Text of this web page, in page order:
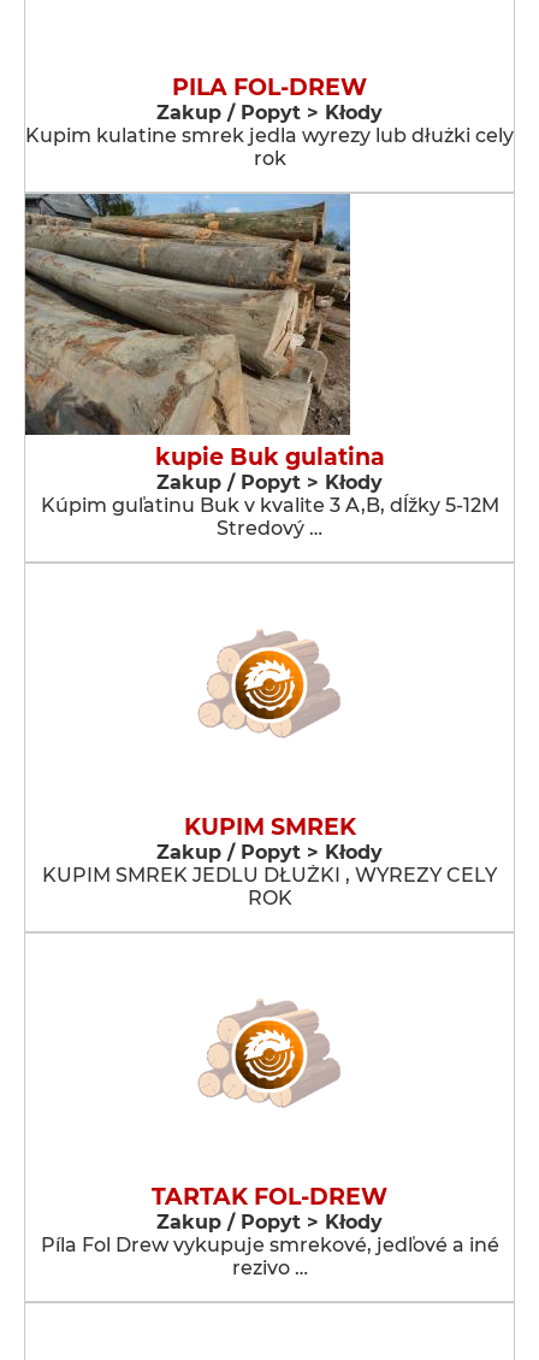
PILA FOL-DREW
Zakup / Popyt > Kłody
Kupim kulatine smrek jedla wyrezy lub dłużki cely
rok
kupie Buk gulatina
Zakup / Popyt > Kłody
Kúpim guľatinu Buk v kvalite 3 A,B, dĺžky 5-12M
Stredový …
KUPIM SMREK
Zakup / Popyt > Kłody
KUPIM SMREK JEDLU DŁUŻKI , WYREZY CELY
ROK
TARTAK FOL-DREW
Zakup / Popyt > Kłody
Píla Fol Drew vykupuje smrekové, jedľové a iné
rezivo …